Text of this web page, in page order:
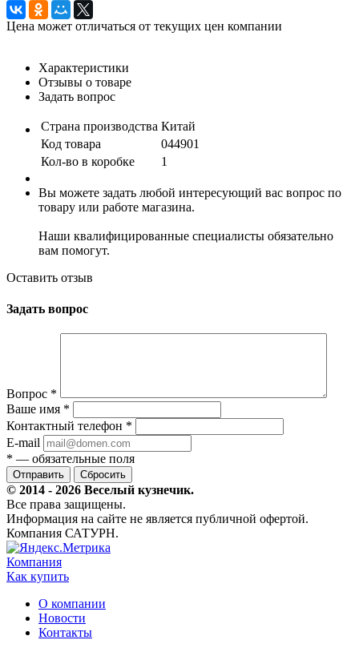
Цена может отличаться от текущих цен компании
Характеристики
Отзывы о товаре
Задать вопрос
Страна производства Китай
Код товара
044901
Кол-во в коробке
1
Вы можете задать любой интересующий вас вопрос по
товару или работе магазина.
Наши квалифицированные специалисты обязательно
вам помогут.
Оставить отзыв
Задать вопрос
Вопрос *
Ваше имя *
Контактный телефон *
E-mail
* — обязательные поля
Сбросить
© 2014 - 2026 Веселый кузнечик.
Все права защищены.
Информация на сайте не является публичной офертой.
Компания САТУРН.
Компания
Как купить
О компании
Новости
Контакты